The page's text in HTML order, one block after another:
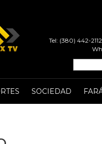
Tel: (380) 442-
SOCIEDAD